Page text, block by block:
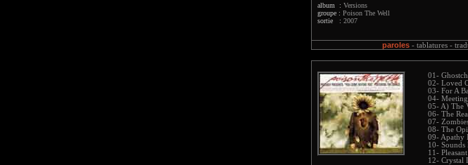
album : Versions
groupe : Poison The Well
sortie : 2007
paroles- tablatures -
01-
02- Loved
03- For A
04-
05- A) The
06- The
07-
08- The
09- Apathy
10-
11-
12- Crystal